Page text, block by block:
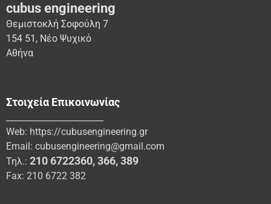
cubus engineering
Θεμιστοκλή Σοφούλη 7
154 51, Νέο Ψυχικό
Αθήνα
Στοιχεία Επικοινωνίας
Web: https://cubusengineering.gr
Email: cubusengineering@gmail.com
Τηλ.: 210 6722360,366,389
Fax: 210 6722 382